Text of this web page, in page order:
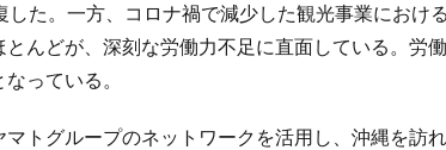
した。一方、コロナ禍で減少した観光事業におけ
んどが、深刻な労働力不足に直面している。労
っている。
トグループのネットワークを活用し、沖縄を訪